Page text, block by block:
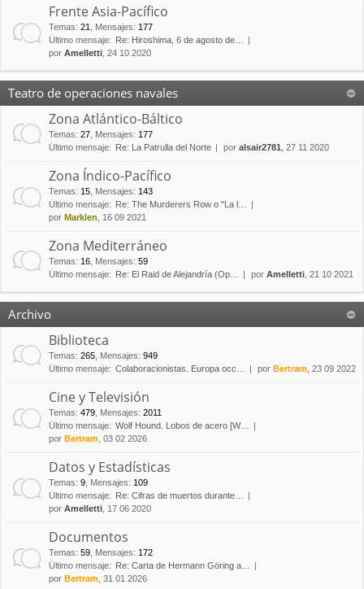
Frente Asia-Pacífico
Temas: 21 Mensajes: 177
Último mensaje:
Re: Hiroshima, 6 de agosto de…
por Amelletti , 24 10 2020
Teatro de operaciones navales
Zona Atlántico-Báltico
Temas: 27 Mensajes: 177
Último mensaje:
Re: La Patrulla del Norte por alsair2781 , 27 11 2020
Zona Índico-Pacífico
Temas: 15 Mensajes: 143
Último mensaje:
Re: The Murderers Row o "La l…
por Marklen , 16 09 2021
Zona Mediterráneo
Temas: 16 Mensajes: 59
Último mensaje:
Re: El Raid de Alejandría (Op… por Amelletti , 21 10 2021
Archivo
Biblioteca
Temas: 265 Mensajes: 949
Último mensaje: Colaboracionistas. Europa occ… por Bertram , 23 09 2022
Cine y Televisión
Temas: 479 Mensajes: 2011
Último mensaje: Wolf Hound. Lobos de acero [W…
por Bertram , 03 02 2026
Datos y Estadísticas
Temas: 9 Mensajes: 109
Último mensaje:
Re: Cifras de muertos durante…
por Amelletti , 17 06 2020
Documentos
Temas: 59 Mensajes: 172
Último mensaje:
Re: Carta de Hermann Göring a…
por Bertram , 31 01 2026